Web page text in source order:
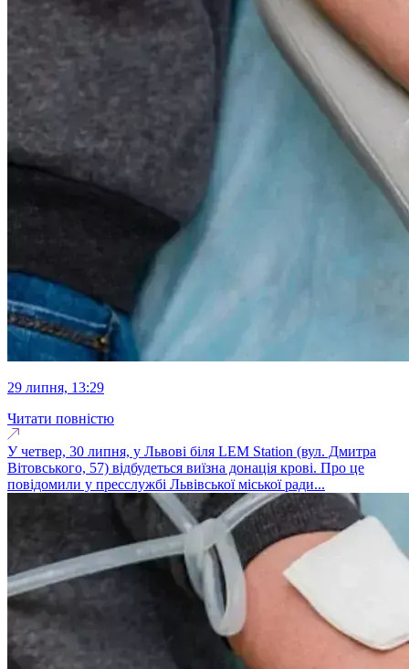
29 липня, 13:29
Читати повністю
У четвер, 30 липня, у Львові біля LEM Station (вул. Дмитра
Вітовського, 57) відбудеться виїзна донація крові. Про це
повідомили у пресслужбі Львівської міської ради...